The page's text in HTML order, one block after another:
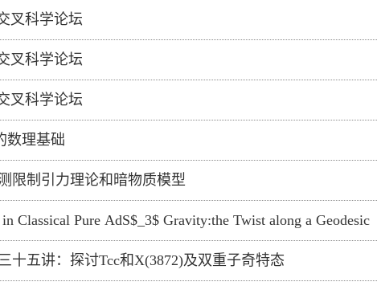
叉科学论坛
叉科学论坛
叉科学论坛
数理基础
限制引力理论和暗物质模型
Classical Pure AdS$_3$ Gravity:the Twist along a Geodesic
十五讲：探讨Tcc和X(3872)及双重子奇特态